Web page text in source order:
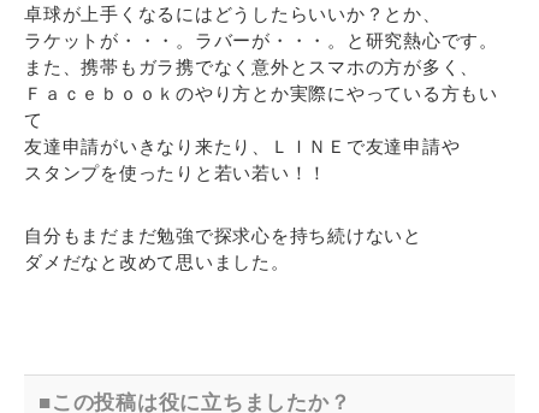
卓球が上手くなるにはどうしたらいいか？とか、
ラケットが・・・。ラバーが・・・。と研究熱心です。
また、携帯もガラ携でなく意外とスマホの方が多く、
Ｆａｃｅｂｏｏｋのやり方とか実際にやっている方もい
て
友達申請がいきなり来たり、ＬＩＮＥで友達申請や
スタンプを使ったりと若い若い！！
自分もまだまだ勉強で探求心を持ち続けないと
ダメだなと改めて思いました。
この投稿は役に立ちましたか？